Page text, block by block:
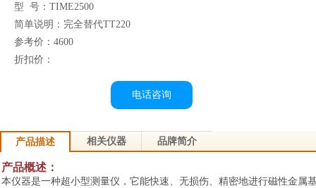
型 号：TIME2500
简单说明：完全替代TT220
参考价：4600
折扣价：
电话咨询
产品描述 相关仪器 品牌简介
产品概述：
本仪器是一种超小型测量仪， 它能快速、无损伤、精密地进行磁性金属